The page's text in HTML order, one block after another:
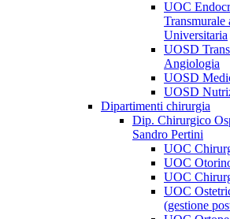
UOC
Transmurale
Universitaria
UOSD
Angiologia
UOSD
UOSD
Dipartimenti chirurgia
Dip. Chirurgico
Sandro Pertini
UOC
UOC
UOC
UOC
(gestione